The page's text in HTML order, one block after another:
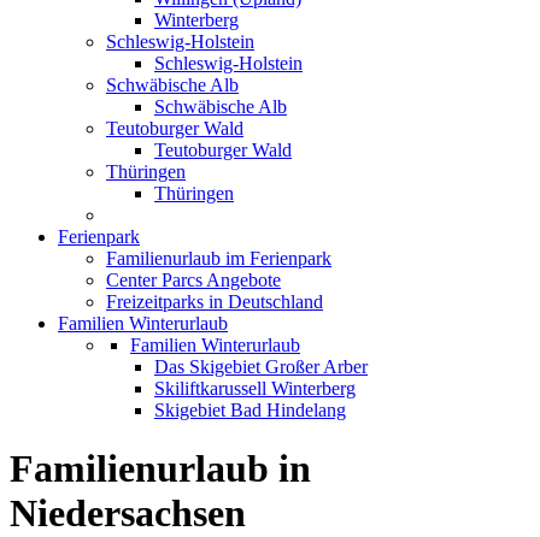
Winterberg
Schleswig-Holstein
Schleswig-Holstein
Schwäbische Alb
Schwäbische Alb
Teutoburger Wald
Teutoburger Wald
Thüringen
Thüringen
Ferienpark
Familienurlaub im Ferienpark
Center Parcs Angebote
Freizeitparks in Deutschland
Familien Winterurlaub
Familien Winterurlaub
Das Skigebiet Großer Arber
Skiliftkarussell Winterberg
Skigebiet Bad Hindelang
Familienurlaub in
Niedersachsen